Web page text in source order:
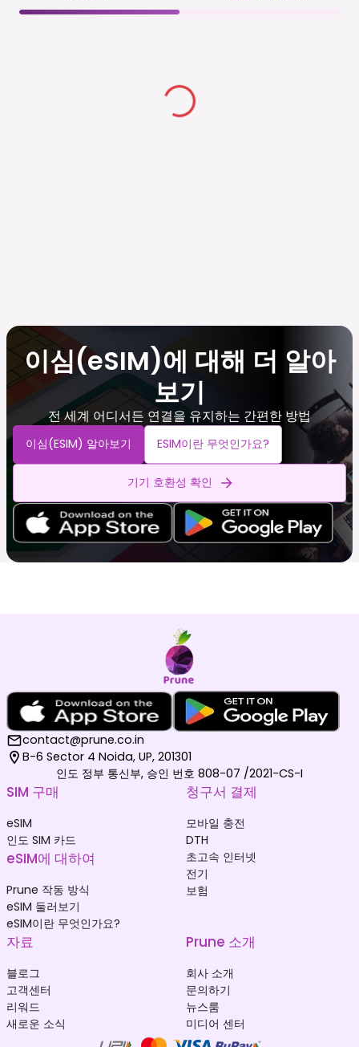
이심(eSIM)에 대해 더 알아
보기
전 세계 어디서든 연결을 유지하는 간편한 방법
이심(eSIM) 알아보기 ESIM이란 무엇인가요?
기기 호환성 확인
contact@prune.co.in
B-6 Sector 4 Noida, UP, 201301
인도 정부 통신부, 승인 번호 808-07 /2021-CS-I
SIM 구매
eSIM
인도 SIM 카드
eSIM에 대하여
Prune 작동 방식
eSIM 둘러보기
eSIM이란 무엇인가요?
청구서 결제
모바일 충전
DTH
초고속 인터넷
전기
보험
자료
블로그
고객센터
리워드
새로운 소식
Prune 소개
회사 소개
문의하기
뉴스룸
미디어 센터